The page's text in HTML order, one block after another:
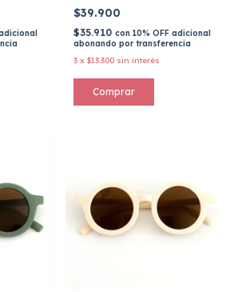
$39.900
$35.910 con 10% OFF adicional
abonando por transferencia
3 x $13.300 sin interés